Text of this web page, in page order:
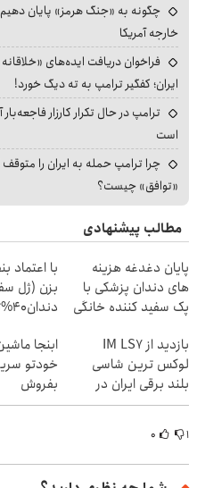
چگونه به «جنگ هرمز» پایان
خارجه آمریکا
فراخوان دریافت ایده‌های
ایران؛ کفگیر ترامپ به ته دیگ خورد!
ترامپ در حال تکرار کارزار
است
چرا ترامپ حمله به ایران را متوقف
«توافق» چیست؟
مطالب پیشنهادی
پایان دغدغه هزینه
های دندان پزشکی با
پک سفید کننده خانگی
با اعتماد
بزن (ژل
دندان40%تخفیف)
بازدید از IM LS7
لوکس ترین شاسی
بلند برقی ایران در
باشگاه انقلاب
ابنجا
خودتو
بفروش
۱ ۰